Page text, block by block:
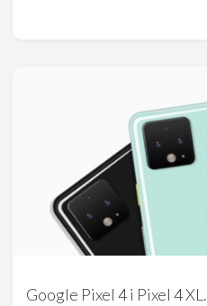
Google Pixel 4 i Pixel 4